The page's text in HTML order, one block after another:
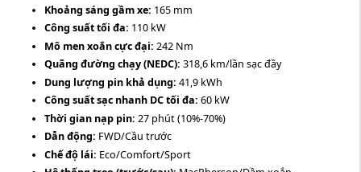
Khoảng sáng gầm xe: 165 mm
Công suất tối đa: 110 kW
Mô men xoắn cực đại: 242 Nm
Quãng đường chạy (NEDC): 318,6 km/lần sạc đầy
Dung lượng pin khả dụng: 41,9 kWh
Công suất sạc nhanh DC tối đa: 60 kW
Thời gian nạp pin: 27 phút (10%-70%)
Dẫn động: FWD/Cầu trước
Chế độ lái: Eco/Comfort/Sport